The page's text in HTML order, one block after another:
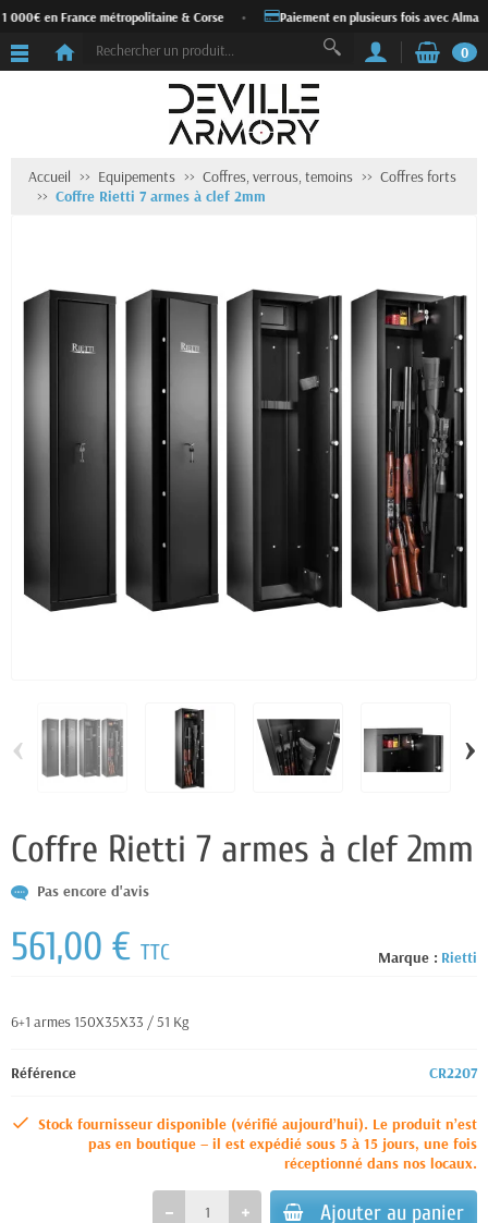
en France métropolitaine & Corse Paiement en plusieurs fois avec Alma
0
Accueil Equipements Coffres, verrous, temoins
Coffres forts
Coffre Rietti 7 armes à clef 2mm
‹ ›
Coffre Rietti 7 armes à clef 2mm
Pas encore d'avis
Marque : Rietti
561,00 € TTC
6+1 armes 150X35X33 / 51 Kg
Référence CR2207
Stock fournisseur disponible (vérifié aujourd’hui). Le produit n’est
pas en boutique – il est expédié sous 5 à 15 jours, une fois
réceptionné dans nos locaux.
Ajouter au panier